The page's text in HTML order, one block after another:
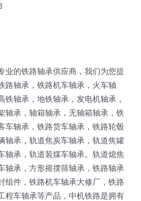
业的铁路轴承供应商，我们为您提
路轴承，铁路机车轴承，火车轴
铁轴承，地铁轴承，发电机轴承，
轴承，轴箱轴承，无轴箱轴承，铁
车轴承，铁路货车轴承，铁路轮毂
轴承，轨道焦炭车轴承，轨道焦罐
轴承，轨道装煤车轴承。轨道熄焦
轴承，方形摇摆筛轴承，铁路轴承
组件，铁路机车轴承大修厂，铁路
程车轴承等产品，中机铁路是拥有